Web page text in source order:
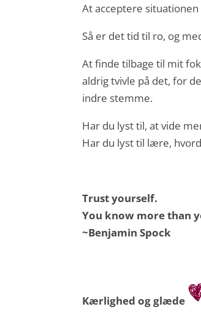
At acceptere
Så er det tid til ro, og
At finde tilbage til mit
aldrig tvivle på det, for
indre stemme.
Har du lyst til, at vide
Har du lyst til lære,
Trust yourself.
You know more than
~Benjamin Spock
Kærlighed og glæde